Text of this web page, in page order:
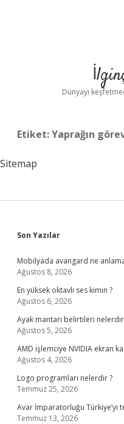
Dünyayı
Etiket:Yaprağın
Sitemap
Sidebar
Son Yazılar
Mobilyada avangard ne
Ağustos 8, 2026
En yüksek oktavlı ses kimin ?
Ağustos 6, 2026
Ayak mantarı belirtileri
Ağustos 5, 2026
AMD işlemciye NVIDIA ekran
Ağustos 4, 2026
Logo programları nelerdir ?
Temmuz 25, 2026
Avar İmparatorluğu Türkiye’yi
Temmuz 13, 2026